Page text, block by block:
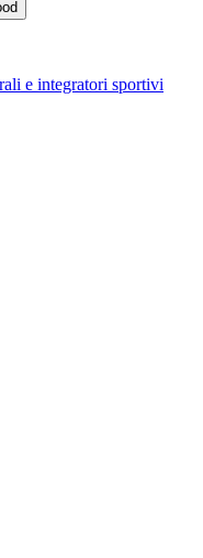
e integratori sportivi